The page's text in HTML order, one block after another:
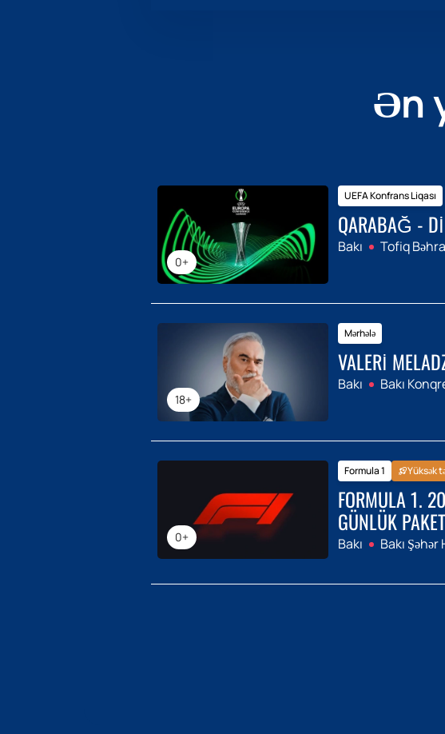
Ən
0+
UEFA Konfrans Liqası
QARABAĞ -
Bakı Tofiq
18+
Mərhələ
VALERI
Bakı Bakı
0+
Formula 1 Yüksək
FORMULA 1.
GÜNLÜK PAKET
Bakı Bakı Şəhər